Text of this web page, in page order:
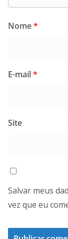
Nome*
E-mail*
Site
Salvar meus
vez que eu